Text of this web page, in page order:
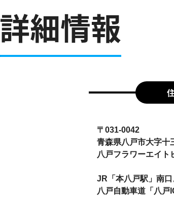
詳細情報
〒031-0042
青森県八戸市大字十
八戸フラワーエイト
JR「本八戸駅」南
八戸自動車道「八戸